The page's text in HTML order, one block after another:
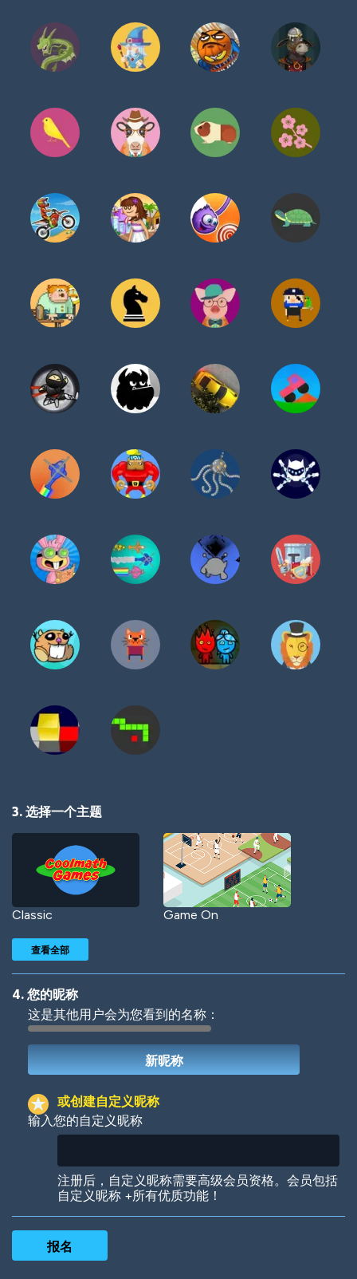
3. 选择一个主题
Classic Game On
Woof Jungle Cats
查看全部
4. 您的昵称
这是其他用户会为您看到的名称：
或创建自定义昵称
输入您的自定义昵称
注册后，自定义昵称需要高级会员资格。会员包括
自定义昵称 +所有优质功能！